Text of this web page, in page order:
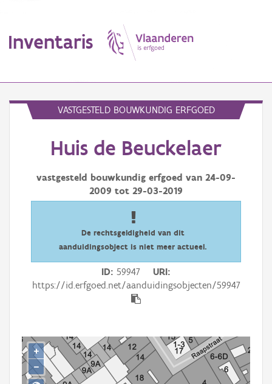
Inventaris
Erfgoedobject
Aanduidingsobject
Waarneming
Persoon of collectief
Aanmelden
VASTGESTELD BOUWKUNDIG ERFGOED
Huis de Beuckelaer
vastgesteld bouwkundig erfgoed van 24-09-
2009 tot 29-03-2019
De rechtsgeldigheid van dit
aanduidingsobject is niet meer actueel.
ID 59947
URI
https://id.erfgoed.net/aanduidingsobjecten/59947
+
−